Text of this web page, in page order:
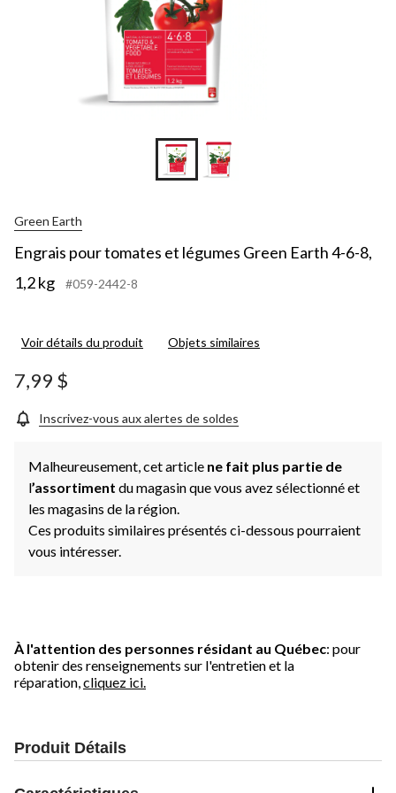
Green Earth
Engrais pour tomates et légumes Green Earth 4-6-8,
1,2 kg
#059-2442-8
Voir détails du produit Objets similaires
7,99 $
Inscrivez-vous aux alertes de soldes
Malheureusement, cet article ne fait plus partie de
l’assortiment du magasin que vous avez sélectionné et
les magasins de la région.
Ces produits similaires présentés ci-dessous pourraient
vous intéresser.
À l'attention des personnes résidant au Québec: pour
obtenir des renseignements sur l'entretien et la
réparation, cliquez ici.
Produit Détails